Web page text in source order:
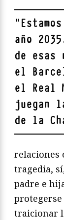
"
año
de esas
el
el Real
juegan
de la
relaciones
tragedia,
padre e
traicionar